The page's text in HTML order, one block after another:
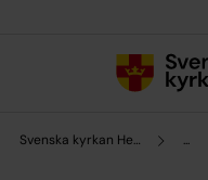
Svenska kyrkan Helsingborg ...